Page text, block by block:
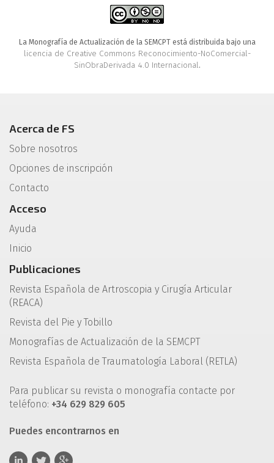
La Monografía de Actualización de la SEMCPT está distribuida bajo una
licencia de Creative Commons Reconocimiento-NoComercial-
SinObraDerivada 4.0 Internacional.
Acerca de FS
Sobre nosotros
Opciones de inscripción
Contacto
Acceso
Ayuda
Inicio
Publicaciones
Revista Española de Artroscopia y Cirugía Articular
(REACA)
Revista del Pie y Tobillo
Monografías de Actualización de la SEMCPT
Revista Española de Traumatología Laboral (RETLA)
Para publicar su revista o monografía contacte por
teléfono: +34 629 829 605
Puedes encontrarnos en